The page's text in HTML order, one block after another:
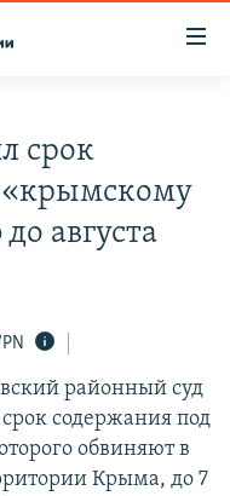
СОПРОТИВЛЕНИЯ
срок
августа
районный суд
содержания под
обвиняют в
Крыма, до 7